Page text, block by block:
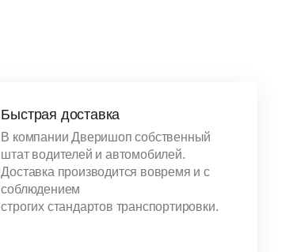
Быстрая доставка
В компании Дверишоп собственный
штат водителей и автомобилей.
Доставка производится вовремя и с
соблюдением
строгих стандартов транспортировки.